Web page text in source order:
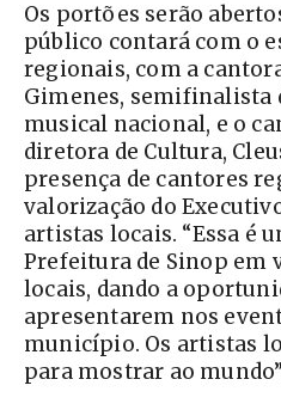
Os portões serão
público contará com o
regionais, com a
Gimenes, semifinalista
musical nacional, e o
diretora de Cultura,
presença de cantores
valorização do
artistas locais. “Essa é
Prefeitura de Sinop em
locais, dando a
apresentarem nos
município. Os artistas
para mostrar ao